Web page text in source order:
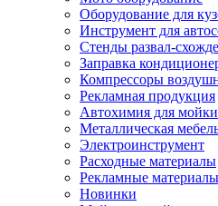
Оборудование для
Инструмент для
Стенды развал-
Заправка
Компрессоры
Рекламная продукция
Автохимия для мойки
Металлическая
Электроинструмент
Расходные материалы
Рекламные
Новинки